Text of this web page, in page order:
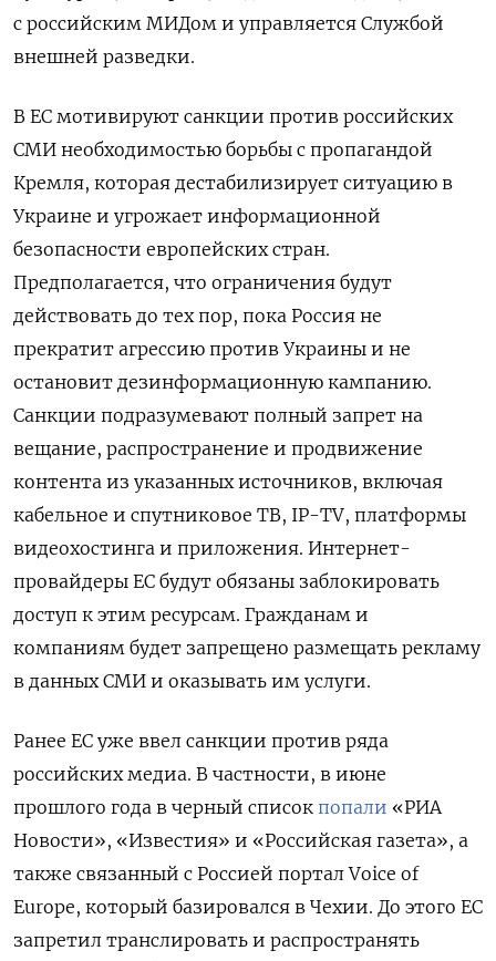
с российским МИДом и управляется Службой
внешней разведки.
В ЕС мотивируют санкции против российских
СМИ необходимостью борьбы с пропагандой
Кремля, которая дестабилизирует ситуацию в
Украине и угрожает информационной
безопасности европейских стран.
Предполагается, что ограничения будут
действовать до тех пор, пока Россия не
прекратит агрессию против Украины и не
остановит дезинформационную кампанию.
Санкции подразумевают полный запрет на
вещание, распространение и продвижение
контента из указанных источников, включая
кабельное и спутниковое ТВ, IP-TV, платформы
видеохостинга и приложения. Интернет-
провайдеры ЕС будут обязаны заблокировать
доступ к этим ресурсам. Гражданам и
компаниям будет запрещено размещать рекламу
в данных СМИ и оказывать им услуги.
Ранее ЕС уже ввел санкции против ряда
российских медиа. В частности, в июне
прошлого года в черный список попали «РИА
Новости», «Известия» и «Российская газета», а
также связанный с Россией портал Voice of
Europe, который базировался в Чехии. До этого ЕС
запретил транслировать и распространять